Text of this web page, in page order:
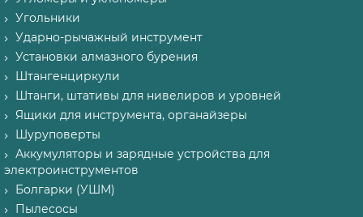
Угольники
Ударно-рычажный инструмент
Установки алмазного бурения
Штангенциркули
Штанги, штативы для нивелиров и уровней
Ящики для инструмента, органайзеры
Шуруповерты
Аккумуляторы и зарядные устройства для
электроинструментов
Болгарки (УШМ)
Пылесосы